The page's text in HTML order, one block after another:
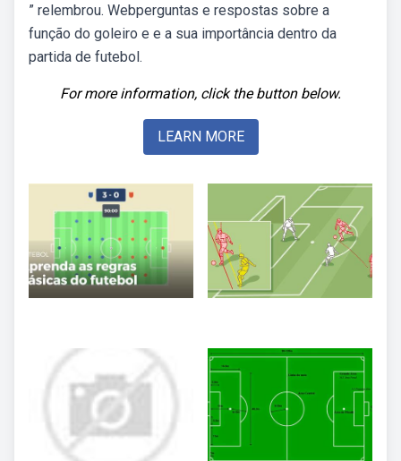
” relembrou. Webperguntas e respostas sobre a
função do goleiro e e a sua importância dentro da
partida de futebol.
For more information, click the button below.
LEARN MORE